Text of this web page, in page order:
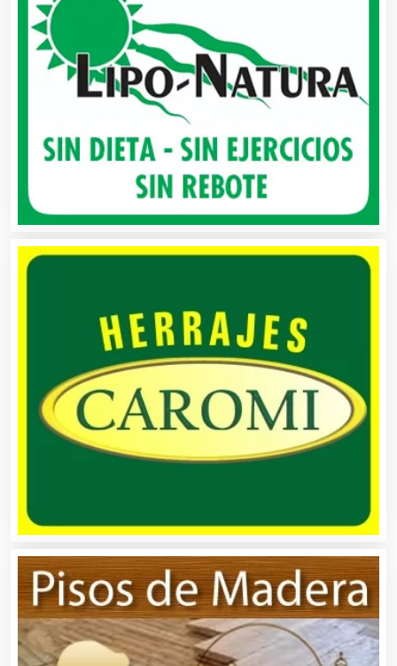
Asociaciones Civiles
Asociaciones Empresariales
Audio, Sonido e Iluminación
Audios para Eventos
Automatización
Automóviles Nuevos y Usados
Avaluos
Balnearios